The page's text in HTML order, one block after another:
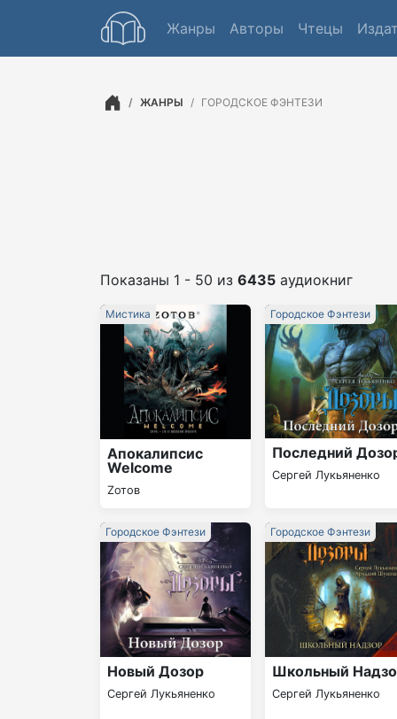
Жанры Авторы Чтецы
ЖАНРЫ ГОРОДСКОЕ ФЭНТЕЗИ
Показаны 1 - 50 из 6435 аудиокниг
Апокалипсис
Welcome
Zотов
Мистика
Последний
Сергей Лукьяненко
Городское Фэнтези
Новый Дозор
Сергей Лукьяненко
Городское Фэнтези
Школьный
Сергей Лукьяненко
Городское Фэнтези